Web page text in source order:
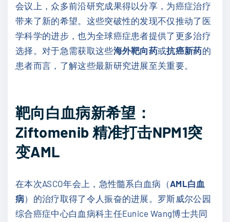
会议上，众多前沿研究成果得以分享，为癌症治疗
带来了新的希望。这些突破性的发现不仅推动了医
学科学的进步，也为全球癌症患者提供了更多治疗
选择。对于急需获取这些海外靶向药或抗癌新药的
患者而言，了解这些最新研究进展至关重要。
靶向白血病新希望：
Ziftomenib 精准打击NPM1突
变AML
在本次ASCO年会上，急性髓系白血病（AML白血
病）的治疗取得了令人振奋的进展。罗斯威尔公园
综合癌症中心白血病科主任Eunice Wang博士共同